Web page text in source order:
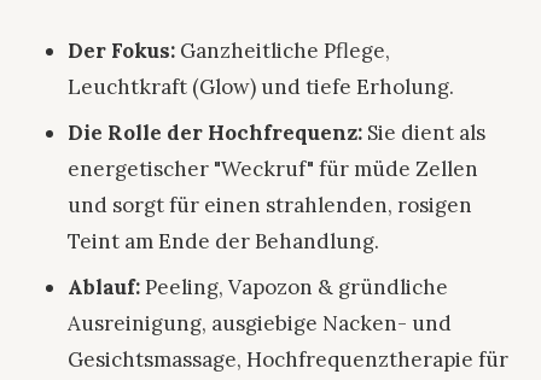
Der Fokus: Ganzheitliche Pflege,
Leuchtkraft (Glow) und tiefe Erholung.
Die Rolle der Hochfrequenz: Sie dient als
energetischer "Weckruf" für müde Zellen
und sorgt für einen strahlenden, rosigen
Teint am Ende der Behandlung.
Ablauf:Peeling, Vapozon & gründliche
Ausreinigung, ausgiebige Nacken- und
Gesichtsmassage, Hochfrequenztherapie für